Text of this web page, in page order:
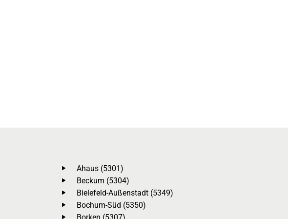
Ahaus (5301)
Beckum (5304)
Bielefeld-Außenstadt (5349)
Bochum-Süd (5350)